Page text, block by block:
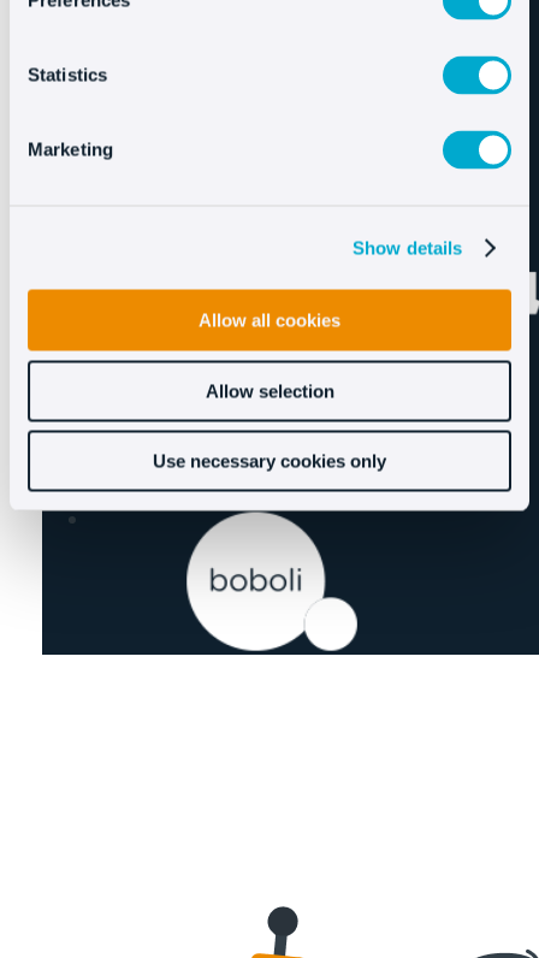
Statistics
Marketing
Show details
Allow all cookies
Allow selection
Use necessary cookies only